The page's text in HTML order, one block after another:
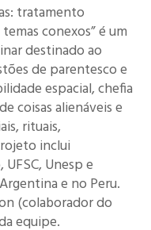
tratamento
conexos” é um
destinado ao
de parentesco e
espacial,chefia
coisas alienáveis e
rituais,
inclui
Unesp e
e no Peru.
(colaborador do
equipe.